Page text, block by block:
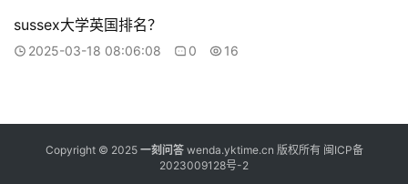
sussex大学英国排名？
2025-03-18 08:06:08 0 16
Copyright © 2025 一刻问答wenda.yktime.cn 版权所有 闽ICP备
2023009128号-2